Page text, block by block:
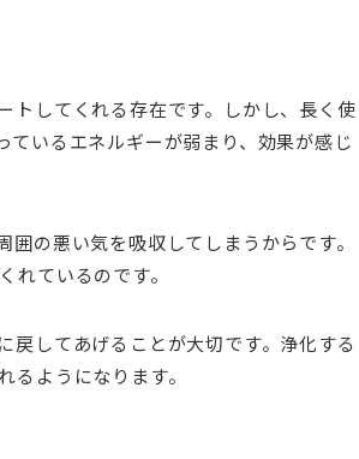
トしてくれる存在です。しかし、長く使
ているエネルギーが弱まり、効果が感じ
の悪い気を吸収してしまうからです。
れているのです。
戻してあげることが大切です。浄化する
るようになります。